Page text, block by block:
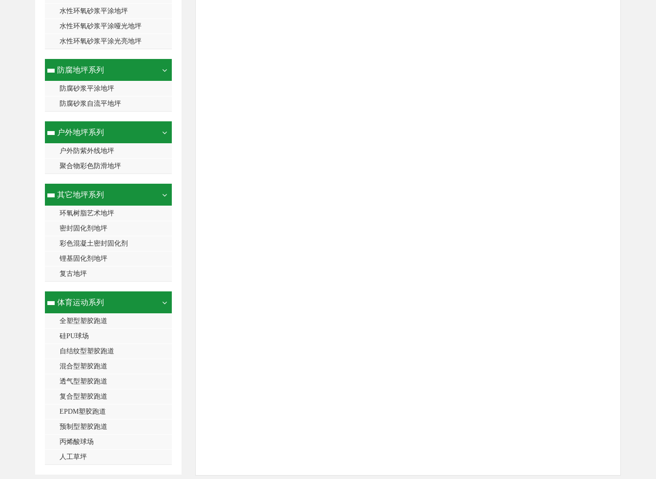
水性环氧砂浆平涂地坪
水性环氧砂浆平涂哑光地坪
水性环氧砂浆平涂光亮地坪
防腐地坪系列
防腐砂浆平涂地坪
防腐砂浆自流平地坪
户外地坪系列
户外防紫外线地坪
聚合物彩色防滑地坪
其它地坪系列
环氧树脂艺术地坪
密封固化剂地坪
彩色混凝土密封固化剂
锂基固化剂地坪
复古地坪
体育运动系列
全塑型塑胶跑道
硅PU球场
自结纹型塑胶跑道
混合型塑胶跑道
透气型塑胶跑道
复合型塑胶跑道
EPDM塑胶跑道
预制型塑胶跑道
丙烯酸球场
人工草坪